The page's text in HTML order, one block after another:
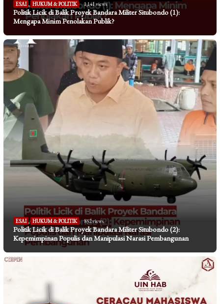
ESAI , HUKUM & POLITIK 1,141 views
Politik Licik di Balik Proyek Bandara Militer Situbondo (1):
Mengapa Minim Penolakan Publik?
ESAI , HUKUM & POLITIK 852 views
Politik Licik di Balik Proyek Bandara Militer Situbondo (2):
Kepemimpinan Populis dan Manipulasi Narasi Pembangunan